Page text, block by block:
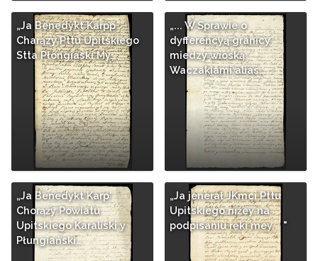
„Ja Benedykt Karpp
Charązy Pttu Upitskiego
Stta Płongiaski My…
„... W Sprawie o
dyfferencyą granicy
miedzy wioską
Waczakiami alias…
„Ja Benedykt Karp'
Chorąży Powiatu
Upitskiego Karaliski y
Płungiański…
„Ja jenerał JKmci Pttu
Upitskiego niźey na
podpisaniu ręki mey... "